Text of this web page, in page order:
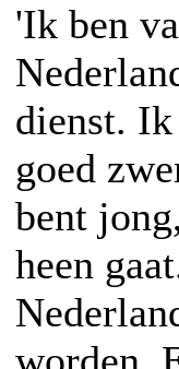
'Ik ben
dienst.
goed
bent
heen